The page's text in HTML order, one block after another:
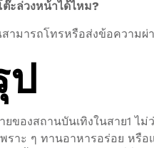
ะล่วงหน้าได้ไหม?
ามารถโทรหรือส่งข้อความผ่
ป
ของสถานบันเทิงในสาย1 ไ
พราะ ๆ ทานอาหารอร่อย ห